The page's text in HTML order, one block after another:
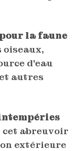
la faune
oiseaux,
d’eau
autres
cet abreuvoir
extérieure